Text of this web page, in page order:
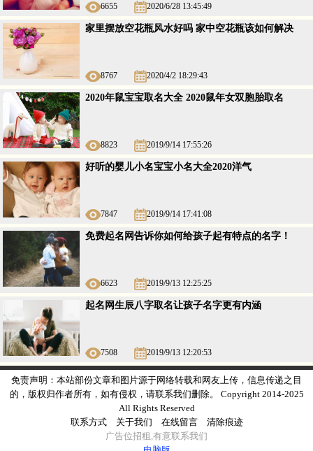
6655 2020/6/28 13:45:49
家里摆放空花瓶风水好吗 家中空花瓶该如何解决
8767 2020/4/2 18:29:43
2020年鼠宝宝取名大全 2020鼠年女双胞胎取名
8823 2019/9/14 17:55:26
好听的婴儿小名宝宝小名大全2020洋气
7847 2019/9/14 17:41:08
免费起名网告诉你如何给孩子起有特点的名字！
6623 2019/9/13 12:25:25
起名网生辰八字取名让孩子名字更有内涵
7508 2019/9/13 12:20:53
免责声明：本站部份文章和图片源于网络转载和网友上传，信息传递之目
的，版权归作者所有，如有侵权，请联系我们删除。 Copyright 2014-2025
All Rights Reserved
联系方式
关于我们 在线留言
清除痕迹
广告位招租 ,有意联系我们